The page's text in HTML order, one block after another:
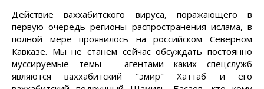
Действие ваххабитского вируса, поражающего в
первую очередь регионы распространения ислама, в
полной мере проявилось на российском Северном
Кавказе. Мы не станем сейчас обсуждать постоянно
муссируемые темы - агентами каких спецслужб
являются ваххабитский "эмир" Хаттаб и его